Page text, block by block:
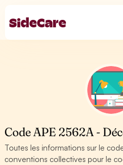
Code APE 2562A -
Toutes les informations sur le
conventions collectives pour le